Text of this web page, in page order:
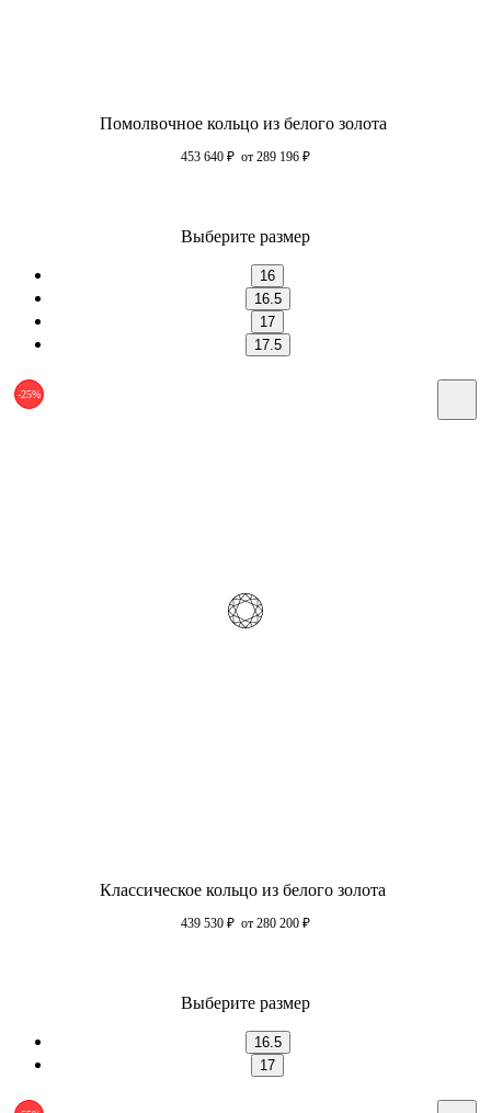
Помолвочное кольцо из белого золота
453 640 ₽ от 289 196 ₽
Выберите размер
16
16.5
17
17.5
-25%
Классическое кольцо из белого золота
439 530 ₽ от 280 200 ₽
Выберите размер
16.5
17